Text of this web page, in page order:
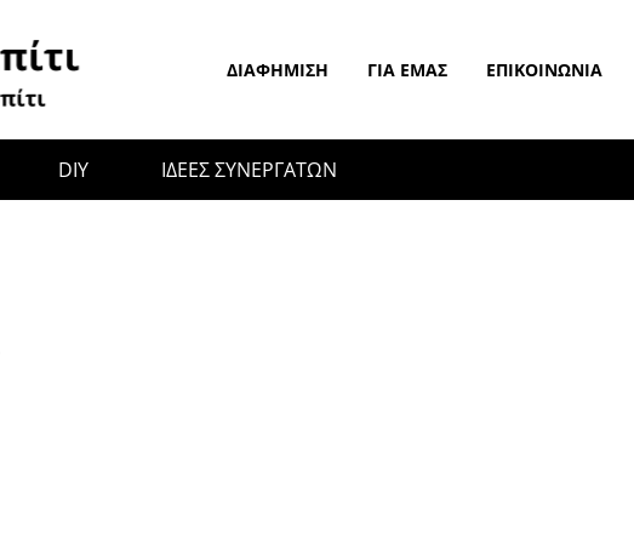
ΔΙΑΦΉΜΙΣΗ ΓΙΑ ΕΜΆΣ ΕΠΙΚΟΙΝΩΝΊΑ
DIY ΙΔΕΕΣ ΣΥΝΕΡΓΑΤΩΝ